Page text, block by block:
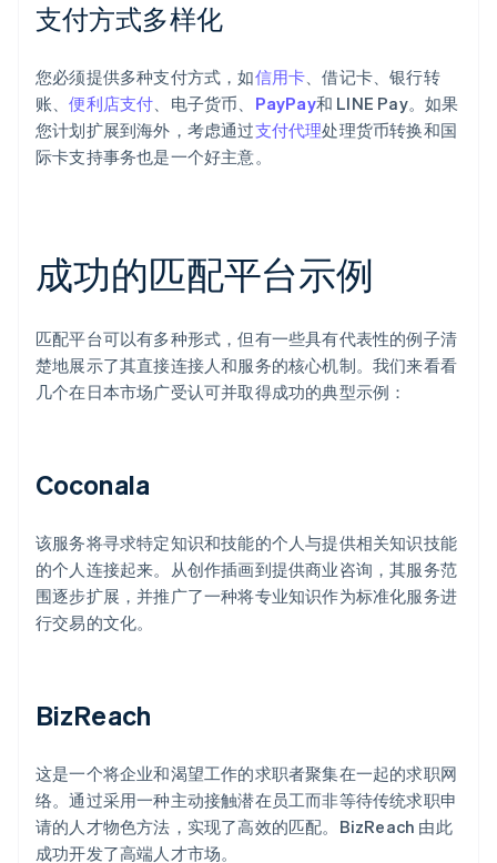
支付方式多样化
您必须提供多种支付方式，如信用卡、借记卡、银行转
账、便利店支付、电子货币、 PayPay和 LINE Pay。如果
您计划扩展到海外，考虑通过支付代理处理货币转换和国
际卡支持事务也是一个好主意。
成功的匹配平台示例
匹配平台可以有多种形式，但有一些具有代表性的例子清
楚地展示了其直接连接人和服务的核心机制。我们来看看
几个在日本市场广受认可并取得成功的典型示例：
Coconala
该服务将寻求特定知识和技能的个人与提供相关知识技能
的个人连接起来。从创作插画到提供商业咨询，其服务范
围逐步扩展，并推广了一种将专业知识作为标准化服务进
行交易的文化。
BizReach
这是一个将企业和渴望工作的求职者聚集在一起的求职网
络。通过采用一种主动接触潜在员工而非等待传统求职申
请的人才物色方法，实现了高效的匹配。BizReach 由此
成功开发了高端人才市场。